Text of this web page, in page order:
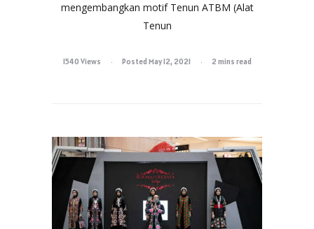
mengembangkan motif Tenun ATBM (Alat
Tenun
1540 Views Posted May 12, 2021 2 mins read